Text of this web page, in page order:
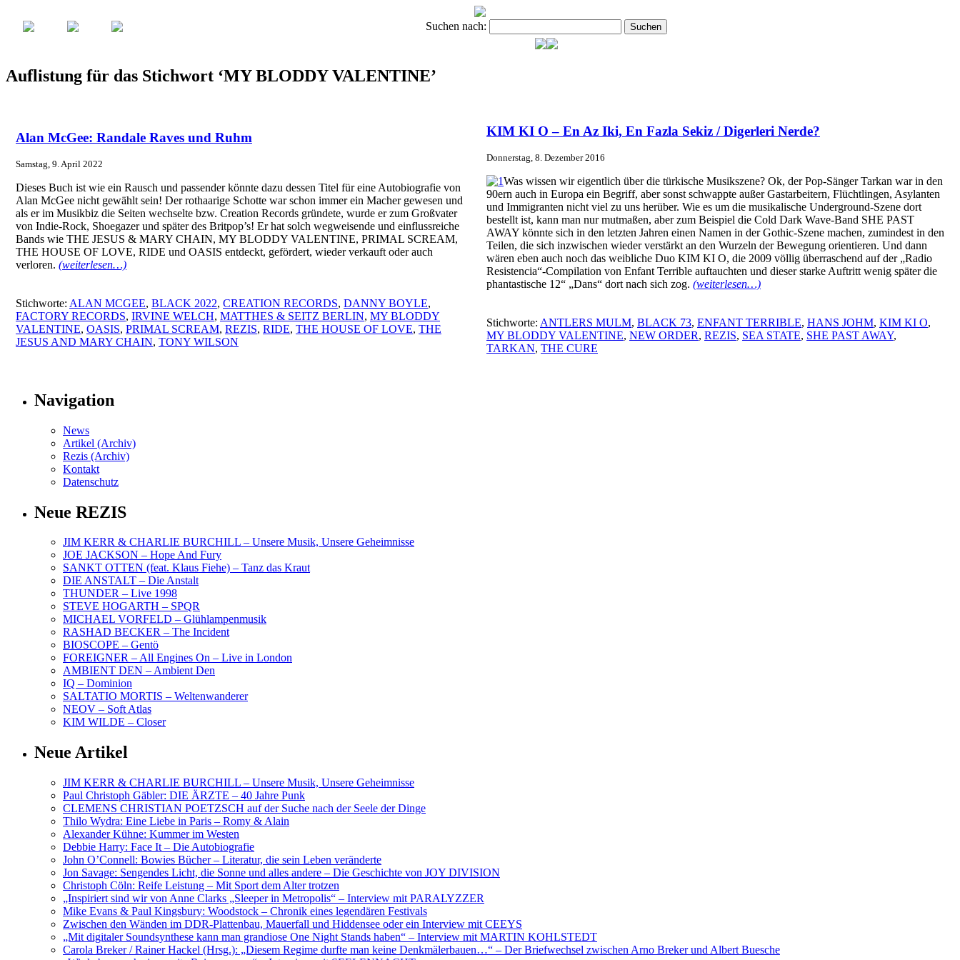
Suchen nach:
Auflistung für das Stichwort ‘MY BLODDY VALENTINE’
Alan McGee: Randale Raves und Ruhm
Samstag, 9. April 2022
Dieses Buch ist wie ein Rausch und passender könnte dazu dessen Titel für eine Autobiografie von
Alan McGee nicht gewählt sein! Der rothaarige Schotte war schon immer ein Macher gewesen und
als er im Musikbiz die Seiten wechselte bzw. Creation Records gründete, wurde er zum Großvater
von Indie-Rock, Shoegazer und später des Britpop’s! Er hat solch wegweisende und einflussreiche
Bands wie THE JESUS & MARY CHAIN, MY BLODDY VALENTINE, PRIMAL SCREAM,
THE HOUSE OF LOVE, RIDE und OASIS entdeckt, gefördert, wieder verkauft oder auch
verloren. (weiterlesen…)
Stichworte: ALAN MCGEE, BLACK 2022, CREATION RECORDS, DANNY BOYLE,
FACTORY RECORDS, IRVINE WELCH, MATTHES & SEITZ BERLIN, MY BLODDY
VALENTINE, OASIS, PRIMAL SCREAM, REZIS, RIDE, THE HOUSE OF LOVE, THE
JESUS AND MARY CHAIN, TONY WILSON
KIM KI O – En Az Iki, En Fazla Sekiz / Digerleri Nerde?
Donnerstag, 8. Dezember 2016
Was wissen wir eigentlich über die türkische Musikszene? Ok, der Pop-Sänger Tarkan war in den
90ern auch in Europa ein Begriff, aber sonst schwappte außer Gastarbeitern, Flüchtlingen, Asylanten
und Immigranten nicht viel zu uns herüber. Wie es um die musikalische Underground-Szene dort
bestellt ist, kann man nur mutmaßen, aber zum Beispiel die Cold Dark Wave-Band SHE PAST
AWAY könnte sich in den letzten Jahren einen Namen in der Gothic-Szene machen, zumindest in den
Teilen, die sich inzwischen wieder verstärkt an den Wurzeln der Bewegung orientieren. Und dann
wären eben auch noch das weibliche Duo KIM KI O, die 2009 völlig überraschend auf der „Radio
Resistencia“-Compilation von Enfant Terrible auftauchten und dieser starke Auftritt wenig später die
phantastische 12“ „Dans“ dort nach sich zog. (weiterlesen…)
Stichworte: ANTLERS MULM, BLACK 73, ENFANT TERRIBLE, HANS JOHM, KIM KI O,
MY BLODDY VALENTINE, NEW ORDER, REZIS, SEA STATE, SHE PAST AWAY,
TARKAN, THE CURE
Navigation
News
Artikel (Archiv)
Rezis (Archiv)
Kontakt
Datenschutz
Neue REZIS
JIM KERR & CHARLIE BURCHILL – Unsere Musik, Unsere Geheimnisse
JOE JACKSON – Hope And Fury
SANKT OTTEN (feat. Klaus Fiehe) – Tanz das Kraut
DIE ANSTALT – Die Anstalt
THUNDER – Live 1998
STEVE HOGARTH – SPQR
MICHAEL VORFELD – Glühlampenmusik
RASHAD BECKER – The Incident
BIOSCOPE – Gentö
FOREIGNER – All Engines On – Live in London
AMBIENT DEN – Ambient Den
IQ – Dominion
SALTATIO MORTIS – Weltenwanderer
NEOV – Soft Atlas
KIM WILDE – Closer
Neue Artikel
JIM KERR & CHARLIE BURCHILL – Unsere Musik, Unsere Geheimnisse
Paul Christoph Gäbler: DIE ÄRZTE – 40 Jahre Punk
CLEMENS CHRISTIAN POETZSCH auf der Suche nach der Seele der Dinge
Thilo Wydra: Eine Liebe in Paris – Romy & Alain
Alexander Kühne: Kummer im Westen
Debbie Harry: Face It – Die Autobiografie
John O’Connell: Bowies Bücher – Literatur, die sein Leben veränderte
Jon Savage: Sengendes Licht, die Sonne und alles andere – Die Geschichte von JOY DIVISION
Christoph Cöln: Reife Leistung – Mit Sport dem Alter trotzen
„Inspiriert sind wir von Anne Clarks „Sleeper in Metropolis“ – Interview mit PARALYZZER
Mike Evans & Paul Kingsbury: Woodstock – Chronik eines legendären Festivals
Zwischen den Wänden im DDR-Plattenbau, Mauerfall und Hiddensee oder ein Interview mit CEEYS
„Mit digitaler Soundsynthese kann man grandiose One Night Stands haben“ – Interview mit MARTIN KOHLSTEDT
Carola Breker / Rainer Hackel (Hrsg.): „Diesem Regime durfte man keine Denkmälerbauen…“ – Der Briefwechsel zwischen Arno Breker und Albert Buesche